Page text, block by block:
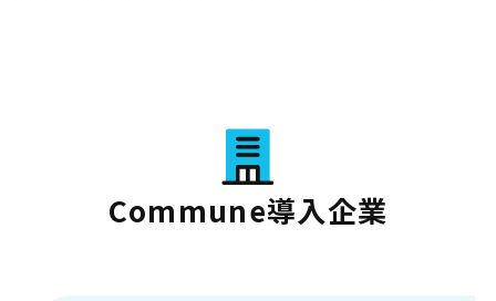
Commune導入企業